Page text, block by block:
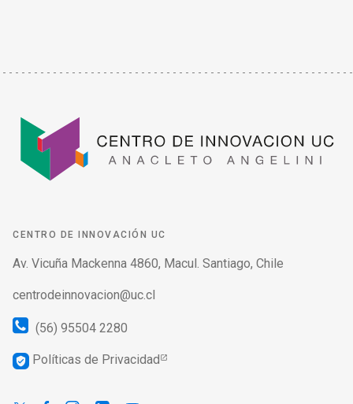
CENTRO DE INNOVACIÓN UC
Av. Vicuña Mackenna 4860, Macul. Santiago, Chile
centrodeinnovacion@uc.cl
(56) 95504 2280
verified_user Políticas de Privacidad